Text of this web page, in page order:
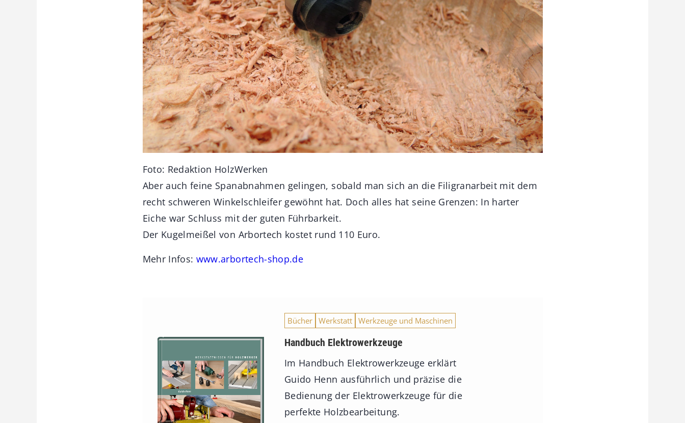
Foto: Redaktion HolzWerken
Aber auch feine Spanabnahmen gelingen, sobald man sich an die Filigranarbeit mit dem
recht schweren Winkelschleifer gewöhnt hat. Doch alles hat seine Grenzen: In harter
Eiche war Schluss mit der guten Führbarkeit.
Der Kugelmeißel von Arbortech kostet rund 110 Euro.
Mehr Infos: www.arbortech-shop.de
Bücher Werkstatt Werkzeuge und Maschinen
Handbuch Elektrowerkzeuge
Im Handbuch Elektrowerkzeuge erklärt
Guido Henn ausführlich und präzise die
Bedienung der Elektrowerkzeuge für die
perfekte Holzbearbeitung.